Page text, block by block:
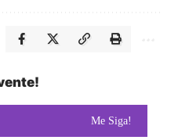
Me Siga!